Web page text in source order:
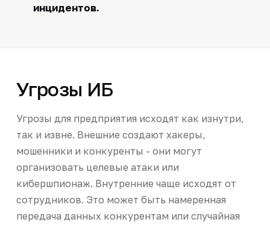
инцидентов.
Угрозы ИБ
Угрозы для предприятия исходят как изнутри,
так и извне. Внешние создают хакеры,
мошенники и конкуренты - они могут
организовать целевые атаки или
кибершпионаж. Внутренние чаще исходят от
сотрудников. Это может быть намеренная
передача данных конкурентам или случайная